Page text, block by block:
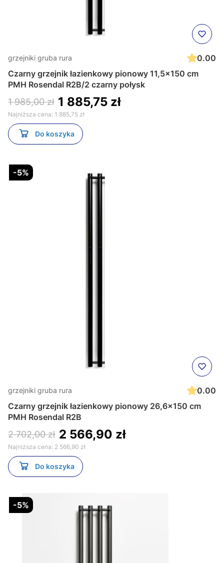
grzejniki gruba rura
0.00
Czarny grzejnik łazienkowy pionowy 11,5x150 cm
PMH Rosendal R2B/2 czarny połysk
1 985,00 zł 1 885,75 zł
Najniższa cena: 1 885,75 zł
Do koszyka
-5%
grzejniki gruba rura
0.00
Czarny grzejnik łazienkowy pionowy 26,6x150 cm
PMH Rosendal R2B
2 702,00 zł 2 566,90 zł
Najniższa cena: 2 566,90 zł
Do koszyka
-5%